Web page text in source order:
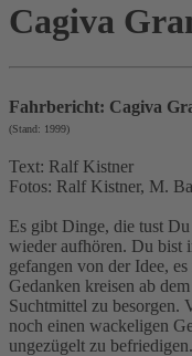
Cagiva
Fahrbericht: Cagiva
(Stand: 1999)
Text: Ralf Kistner
Fotos: Ralf Kistner, M.
Es gibt Dinge, die tust
wieder aufhören. Du bist
gefangen von der Idee,
Gedanken kreisen ab
Suchtmittel zu besorgen.
noch einen wackeligen
ungezügelt zu